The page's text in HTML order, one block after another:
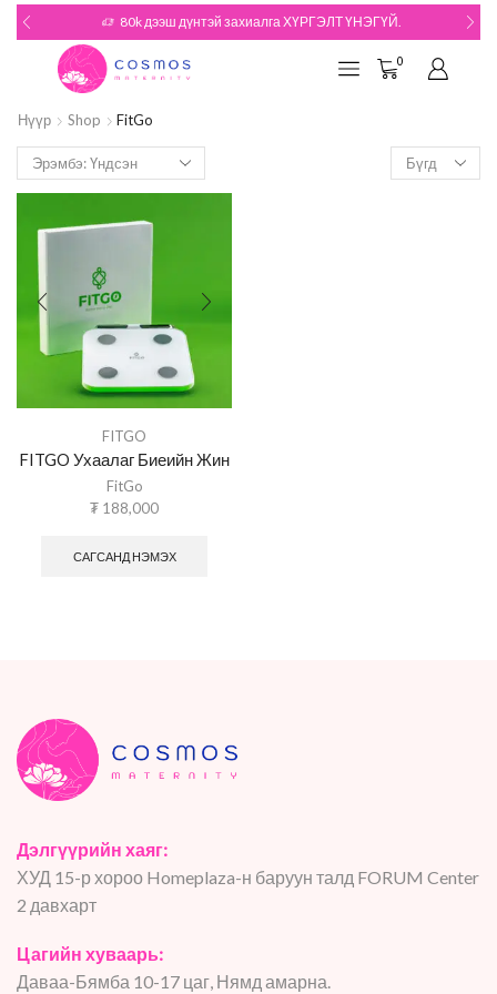
80k дээш дүнтэй захиалга ХҮРГЭЛТ ҮНЭГҮЙ.
0
Нүүр Shop FitGo
FITGO
FITGO Ухаалаг Биеийн Жин
FitGo
₮ 188,000
САГСАНД НЭМЭХ
Дэлгүүрийн хаяг:
ХУД 15-р хороо Homeplaza-н баруун талд FORUM Center
2 давхарт
Цагийн хуваарь:
Даваа-Бямба 10-17 цаг, Нямд амарна.